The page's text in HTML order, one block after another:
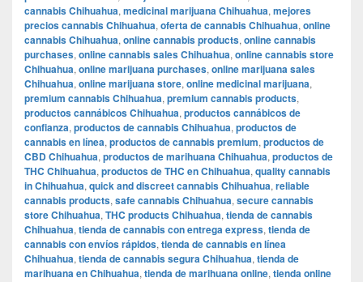
cannabis Chihuahua, medicinal marijuana Chihuahua, mejores
precios cannabis Chihuahua, oferta de cannabis Chihuahua, online
cannabis Chihuahua, online cannabis products, online cannabis
purchases, online cannabis sales Chihuahua, online cannabis store
Chihuahua, online marijuana purchases, online marijuana sales
Chihuahua, online marijuana store, online medicinal marijuana,
premium cannabis Chihuahua, premium cannabis products,
productos cannábicos Chihuahua, productos cannábicos de
confianza, productos de cannabis Chihuahua, productos de
cannabis en línea, productos de cannabis premium, productos de
CBD Chihuahua, productos de marihuana Chihuahua, productos de
THC Chihuahua, productos de THC en Chihuahua, quality cannabis
in Chihuahua, quick and discreet cannabis Chihuahua, reliable
cannabis products, safe cannabis Chihuahua, secure cannabis
store Chihuahua, THC products Chihuahua, tienda de cannabis
Chihuahua, tienda de cannabis con entrega express, tienda de
cannabis con envíos rápidos, tienda de cannabis en línea
Chihuahua, tienda de cannabis segura Chihuahua, tienda de
marihuana en Chihuahua, tienda de marihuana online, tienda online